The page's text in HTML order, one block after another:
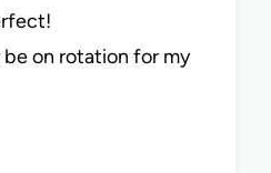
on rotation for my